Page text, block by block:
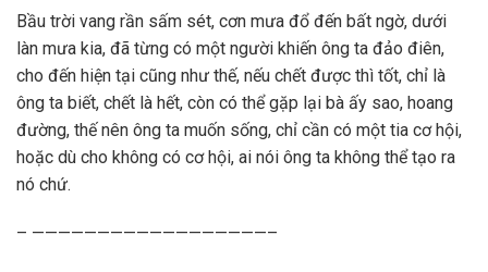
Bầu trời vang rần sấm sét, cơn mưa đổ đến bất ngờ, dưới
làn mưa kia, đã từng có một người khiến ông ta đảo điên,
cho đến hiện tại cũng như thế, nếu chết được thì tốt, chỉ là
ông ta biết, chết là hết, còn có thể gặp lại bà ấy sao, hoang
đường, thế nên ông ta muốn sống, chỉ cần có một tia cơ hội,
hoặc dù cho không có cơ hội, ai nói ông ta không thể tạo ra
nó chứ.
– ——————————————————–